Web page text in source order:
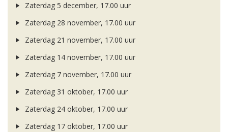
Zaterdag 5 december, 17.00 uur
Zaterdag 28 november, 17.00 uur
Zaterdag 21 november, 17.00 uur
Zaterdag 14 november, 17.00 uur
Zaterdag 7 november, 17.00 uur
Zaterdag 31 oktober, 17.00 uur
Zaterdag 24 oktober, 17.00 uur
Zaterdag 17 oktober, 17.00 uur